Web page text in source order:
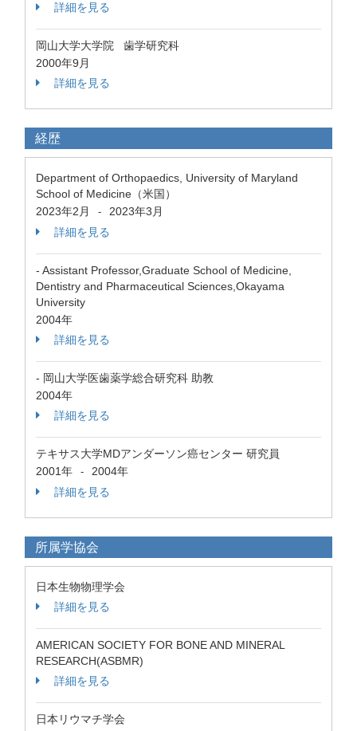
詳細を見る
岡山大学大学院 歯学研究科
2000年9月
詳細を見る
経歴
Department of Orthopaedics, University of Maryland
School of Medicine（米国）
2023年2月
-
2023年3月
詳細を見る
- Assistant Professor,Graduate School of Medicine,
Dentistry and Pharmaceutical Sciences,Okayama
University
2004年
詳細を見る
- 岡山大学医歯薬学総合研究科 助教
2004年
詳細を見る
テキサス大学MDアンダーソン癌センター 研究員
2001年
-
2004年
詳細を見る
所属学協会
日本生物物理学会
詳細を見る
AMERICAN SOCIETY FOR BONE AND MINERAL
RESEARCH(ASBMR)
詳細を見る
日本リウマチ学会